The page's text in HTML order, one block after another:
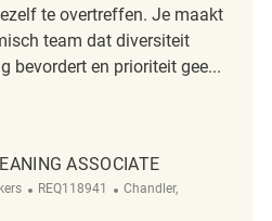
te overtreffen. Je maakt
team dat diversiteit
bevordert en prioriteit gee...
REQ135806
ASSOCIATE
ReqId
REQ118941 Plaats
Chandler,